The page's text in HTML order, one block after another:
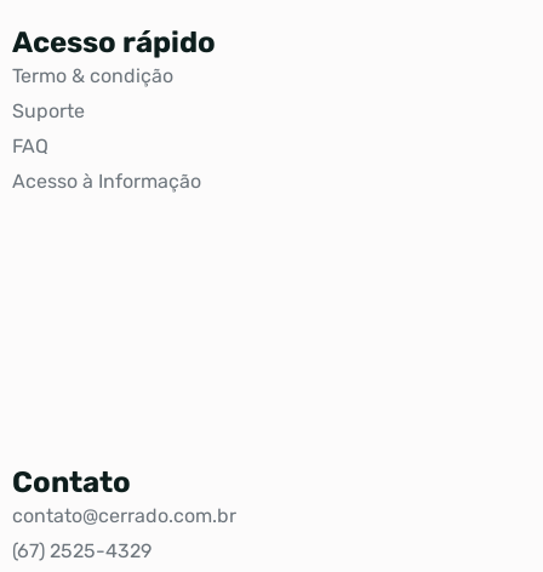
Acesso rápido
Termo & condição
Suporte
FAQ
Acesso à Informação
Contato
contato@cerrado.com.br
(67) 2525-4329